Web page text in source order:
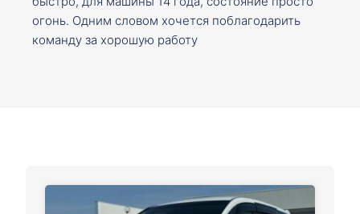
огонь. Одним словом хочется поблагодарить
команду за хорошую работу